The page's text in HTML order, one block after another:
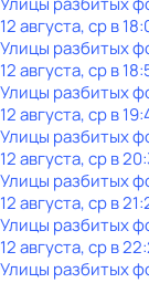
12 августа, ср в
Улицы разбитых
12 августа, ср в
Улицы разбитых
12 августа, ср в
Улицы разбитых
12 августа, ср в
Улицы разбитых
12 августа, ср в
Улицы разбитых
12 августа, ср в
Улицы разбитых